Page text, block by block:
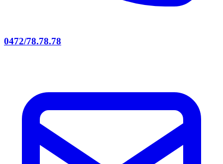
0472/78.78.78